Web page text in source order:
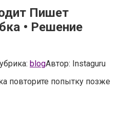
Пишет
• Решение
blogАвтор: Instaguru
повторите попытку позже